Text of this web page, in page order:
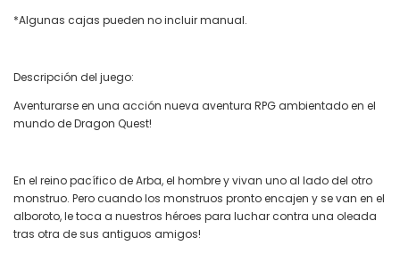
*Algunas cajas pueden no incluir manual.
Descripción del juego:
Aventurarse en una acción nueva aventura RPG ambientado en el
mundo de Dragon Quest!
En el reino pacífico de Arba, el hombre y vivan uno al lado del otro
monstruo. Pero cuando los monstruos pronto encajen y se van en el
alboroto, le toca a nuestros héroes para luchar contra una oleada
tras otra de sus antiguos amigos!